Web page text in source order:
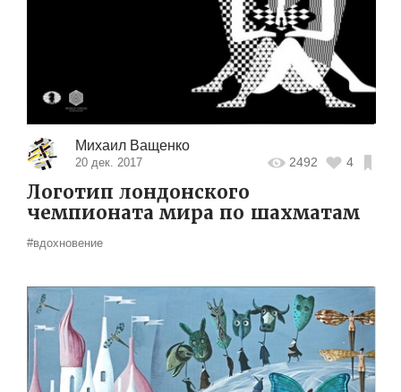
Михаил Ващенко
20 дек. 2017 2492 4
Логотип лондонского
чемпионата мира по шахматам
#вдохновение